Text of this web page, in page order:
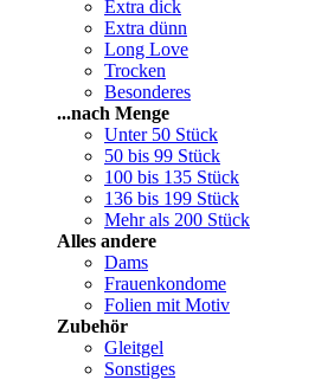
Extra dick
Extra dünn
Long Love
Trocken
Besonderes
...nach Menge
Unter 50 Stück
50 bis 99 Stück
100 bis 135 Stück
136 bis 199 Stück
Mehr als 200 Stück
Alles andere
Dams
Frauenkondome
Folien mit Motiv
Zubehör
Gleitgel
Sonstiges